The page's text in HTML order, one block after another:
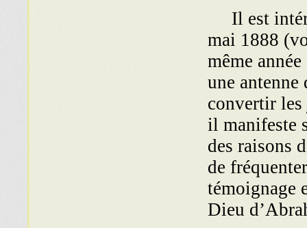
Il est
mai 1888
même
une antenne
convertir
il manifeste
des raisons
de
témoignage
Dieu